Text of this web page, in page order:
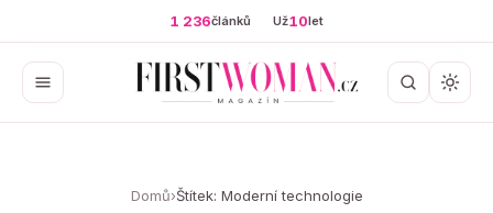
1 236článků Už10let
Domů›Štítek: Moderní technologie